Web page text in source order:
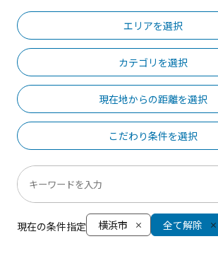
エリアを選択
カテゴリを選択
現在地からの距離を選択
こだわり条件を選択
現在の条件指定 横浜市 全て解除